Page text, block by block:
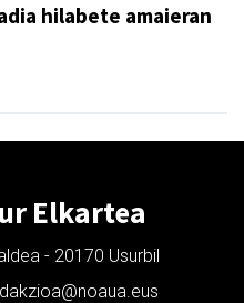
hilabete amaieran
Elkartea
- 20170 Usurbil